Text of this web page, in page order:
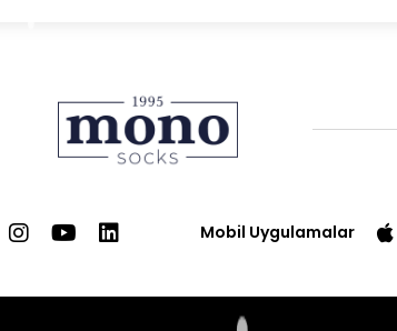
Mobil Uygulamalar